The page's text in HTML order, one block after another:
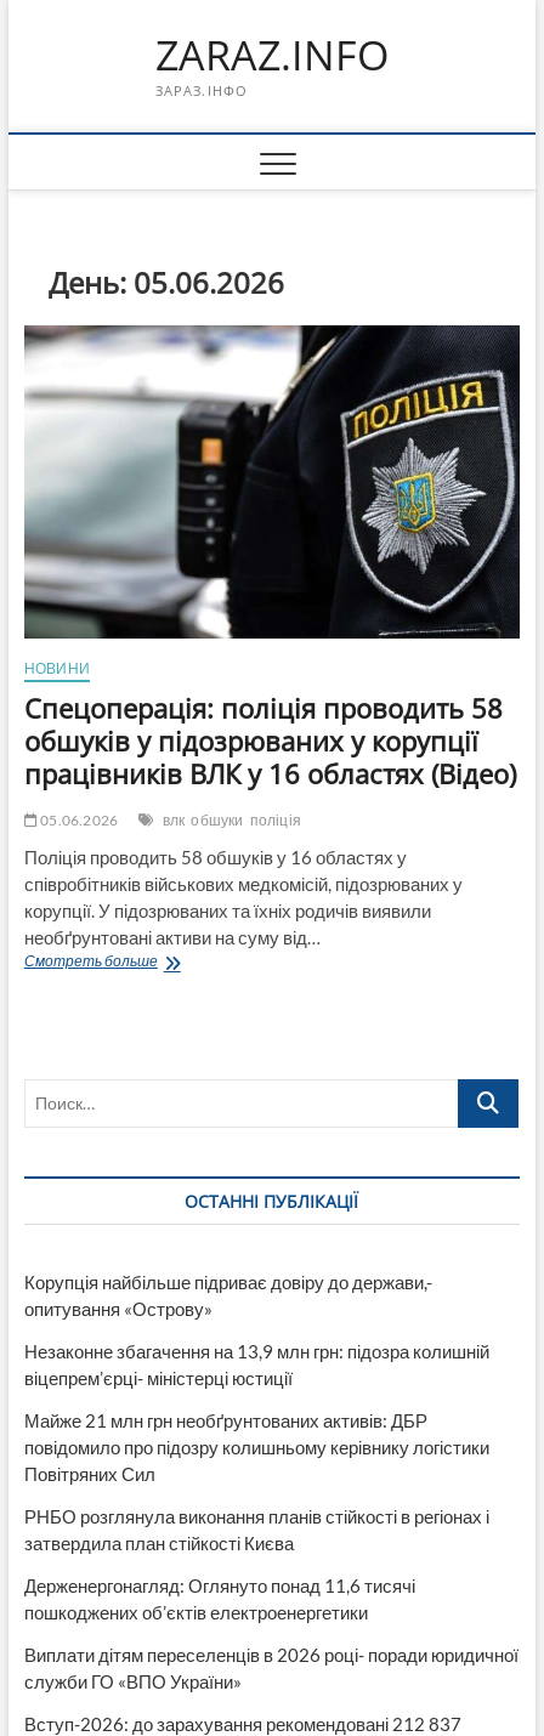
ZARAZ.INFO
ЗАРАЗ.ІНФО
День: 05.06.2026
НОВИНИ
Спецоперація: поліція проводить 58
обшуків у підозрюваних у корупції
працівників ВЛК у 16 областях (Відео)
05.06.2026 влк обшуки поліція
Поліція проводить 58 обшуків у 16 областях у
співробітників військових медкомісій, підозрюваних у
корупції. У підозрюваних та їхніх родичів виявили
необґрунтовані активи на суму від…
Смотреть большеСпецоперація:
ВЛК
16
Поиск…
ОСТАННІ ПУБЛІКАЦІЇ
Корупція найбільше підриває довіру до держави,-
опитування «Острову»
Незаконне збагачення на 13,9 млн грн: підозра колишній
віцепрем’єрці- міністерці юстиції
Майже 21 млн грн необґрунтованих активів: ДБР
повідомило про підозру колишньому керівнику логістики
Повітряних Сил
РНБО розглянула виконання планів стійкості в регіонах і
затвердила план стійкості Києва
Держенергонагляд: Оглянуто понад 11,6 тисячі
пошкоджених об’єктів електроенергетики
Виплати дітям переселенців в 2026 році- поради юридичної
служби ГО «ВПО України»
Вступ-2026: до зарахування рекомендовані 212 837